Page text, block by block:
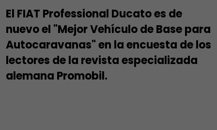
El FIAT Professional Ducato es de
nuevo el "Mejor Vehículo de Base para
Autocaravanas" en la encuesta de los
lectores de la revista especializada
alemana Promobil.